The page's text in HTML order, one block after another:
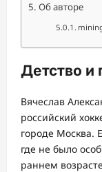
Об авторе
Детство и
Вячеслав
российский
городе Москва.
где не было
раннем